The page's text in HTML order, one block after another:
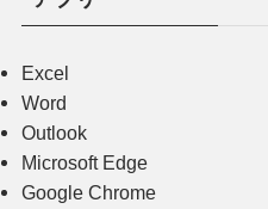
Excel
Word
Outlook
Microsoft Edge
Google Chrome